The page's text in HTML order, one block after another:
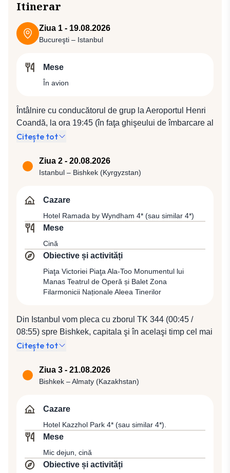
Itinerar
Ziua 1 - 19.08.2026
Bucureşti – Istanbul
Mese
În avion
Întâlnire cu conducătorul de grup la Aeroportul Henri
Coandă, la ora 19:45 (în faţa ghişeului de îmbarcare al
companiei Turkish Airlines). Plecare spre Istanbul cu
23:15).
Citește tot
Ziua 2 - 20.08.2026
Istanbul – Bishkek (Kyrgyzstan)
Cazare
Hotel Ramada by Wyndham 4* (sau similar 4*)
Mese
Cină
Obiective și activități
Piaţa Victoriei Piaţa Ala-Too Monumentul lui
Manas Teatrul de Operă și Balet Zona
Filarmonicii Naționale Aleea Tinerilor
Din Istanbul vom pleca cu zborul TK 344 (00:45 /
08:55) spre Bishkek, capitala şi în acelaşi timp cel mai
mare oraş al statului Kyrgyzstan. Sosire la ora 08:55
centru administrativ al provinciei Chuy care înconjoară
oraşul. Situat la aprox. 800 m altitudine, Bishkek este
înalt vârf ajunge la înălţimea de 4855 m. Vom face un
Victoriei unde vom vedea monumentele dedicate
soldaţilor morţi în cel de-Al Doilea Război Mondial,
Piaţa Ala-Too și Monumentul lui Manas, Teatrul de
Operă și Balet, zona Filarmonicii Naționale și Aleea
Citește tot
Ziua 3 - 21.08.2026
Bishkek – Almaty (Kazakhstan)
Cazare
Hotel Kazzhol Park 4* (sau similar 4*).
Mese
Mic dejun, cină
Obiective și activități